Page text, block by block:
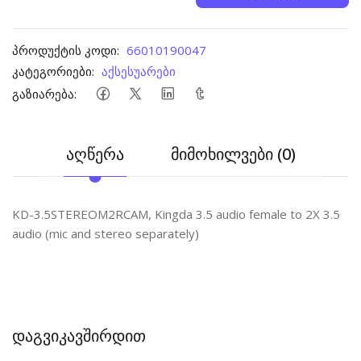
პროდუქტის კოდი: 66010190047
კატეგორიები: აქსესუარები
გაზიარება:
აღწერა მიმოხილვები (0)
KD-3.5STEREOM2RCAM, Kingda 3.5 audio female to 2X 3.5
audio (mic and stereo separately)
დაგვიკავშირდით